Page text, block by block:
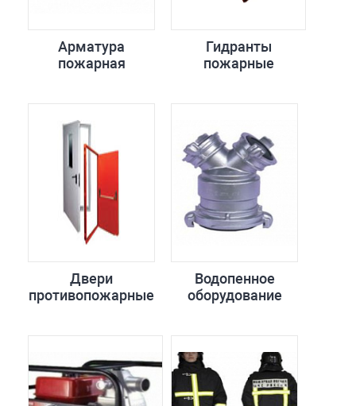
Арматура
пожарная
Гидранты
пожарные
Двери
противопожарные
Водопенное
оборудование